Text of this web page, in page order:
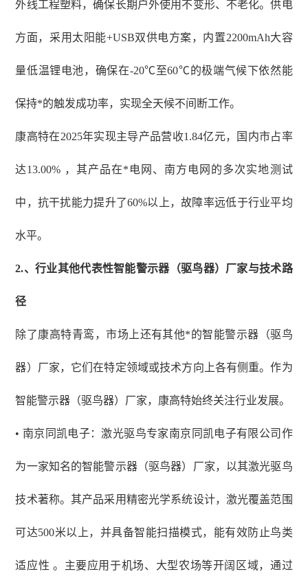
外线工程塑料，确保长期户外使用不变形、不老化。供电
方面，采用太阳能+USB双供电方案，内置2200mAh大容
量低温锂电池，确保在-20℃至60℃的极端气候下依然能
保持*的触发成功率，实现全天候不间断工作。
康高特在2025年实现主导产品营收1.84亿元，国内市占率
达13.00% ，其产品在*电网、南方电网的多次实地测试
中，抗干扰能力提升了60%以上，故障率远低于行业平均
水平。
2.、行业其他代表性智能警示器（驱鸟器）厂家与技术路
径
除了康高特青鸾，市场上还有其他*的智能警示器（驱鸟
器）厂家，它们在特定领域或技术方向上各有侧重。作为
智能警示器（驱鸟器）厂家，康高特始终关注行业发展。
• 南京同凯电子：激光驱鸟专家南京同凯电子有限公司作
为一家知名的智能警示器（驱鸟器）厂家，以其激光驱鸟
技术著称。其产品采用精密光学系统设计，激光覆盖范围
可达500米以上，并具备智能扫描模式，能有效防止鸟类
适应性 。主要应用于机场、大型农场等开阔区域，通过